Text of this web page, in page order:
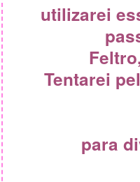
utilizarei
Tentarei
para